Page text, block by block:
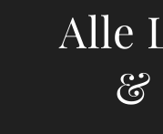
Alle
&